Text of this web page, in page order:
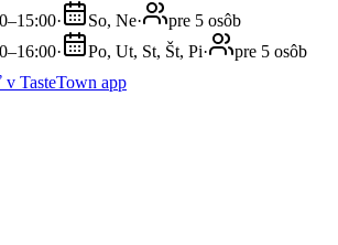
· So, Ne·
pre 5 osôb
· Po, Ut, St, Št, Pi·
pre 5 osôb
TasteTown app